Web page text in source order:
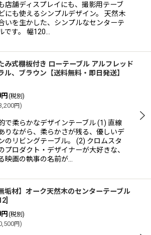
店舗ディスプレイにも、撮影用テーブ
にも使えるシンプルデザイン。 天然木
いを生かした、シンプルなセンターテ
です。 幅120…
み式棚板付き ローテーブル アルフレッド
ル、ブラウン【送料無料・即日発送】
円 (税別)
円)
で柔らかなデザインテーブル (1) 直線
りながら、柔らかさが残る、優しいデ
のリビングテーブル。 (2) クロムスタ
プロダクト・デザイナーが大好きな、
映画の執事の名前が…
垢材】オーク天然木のセンターテーブル
円 (税別)
円)